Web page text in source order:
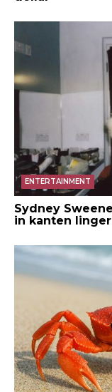
ENTERTAINMENT
Sydney
in kanten